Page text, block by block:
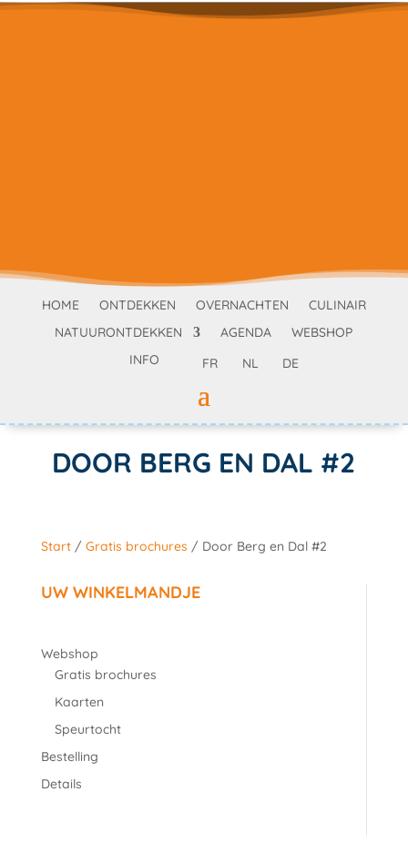
HOME ONTDEKKEN OVERNACHTEN
CULINAIR
NATUURONTDEKKEN
AGENDA
WEBSHOP
INFO
FR NL DE
DOOR BERG EN DAL #2
Start/ Gratis brochures / Door Berg en Dal #2
UW WINKELMANDJE
Webshop
Gratis brochures
Kaarten
Speurtocht
Bestelling
Details